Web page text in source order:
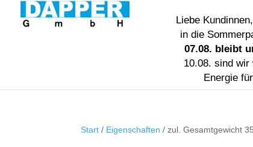
Liebe
in die
07.08. bleibt
10.08. sind
Energie
Start / Eigenschaften / zul. Gesamtgewicht